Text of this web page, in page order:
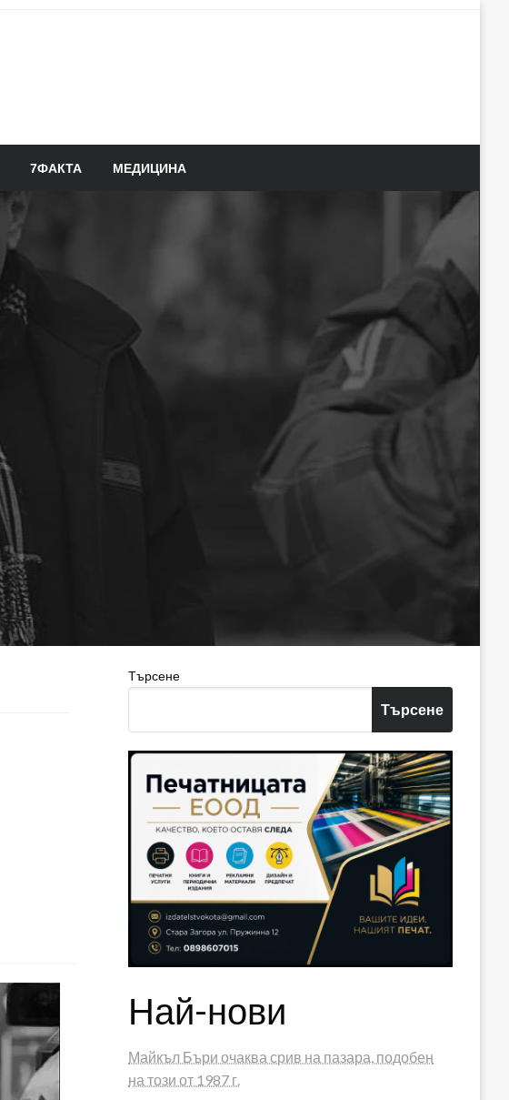
7ФАКТА МЕДИЦИНА
Търсене
Търсене
Най-нови
Майкъл Бъри очаква срив на пазара, подобен
на този от 1987 г.